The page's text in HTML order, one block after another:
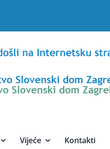
Vijeće Kontakti